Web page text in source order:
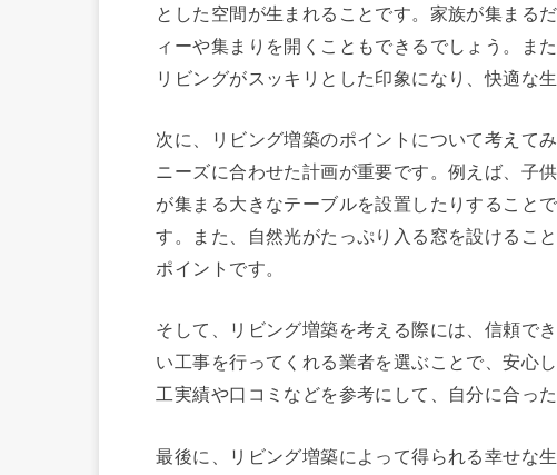
とした空間が生まれることです。家族が集まる
ィーや集まりを開くこともできるでしょう。ま
リビングがスッキリとした印象になり、快適な
次に、リビング増築のポイントについて考えて
ニーズに合わせた計画が重要です。例えば、子
が集まる大きなテーブルを設置したりすること
す。また、自然光がたっぷり入る窓を設けるこ
ポイントです。
そして、リビング増築を考える際には、信頼で
い工事を行ってくれる業者を選ぶことで、安心
工実績や口コミなどを参考にして、自分に合っ
最後に、リビング増築によって得られる幸せな